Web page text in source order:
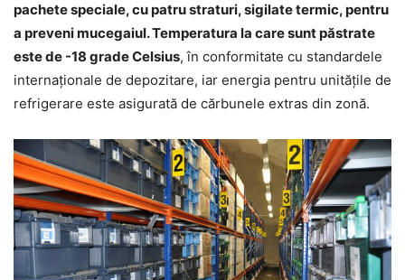
pachete speciale, cu patru straturi, sigilate termic, pentru
a preveni mucegaiul. Temperatura la care sunt păstrate
este de -18 grade Celsius, în conformitate cu standardele
internaţionale de depozitare, iar energia pentru unităţile de
refrigerare este asigurată de cărbunele extras din zonă.